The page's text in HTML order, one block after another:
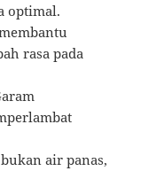
optimal.
rasa pada
air panas,